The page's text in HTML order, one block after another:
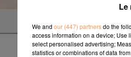
Secteur d'activité
Le
We and our (447) partnersdo the
access information on a device; Use
select personalised advertising;
statistics or combinations of data